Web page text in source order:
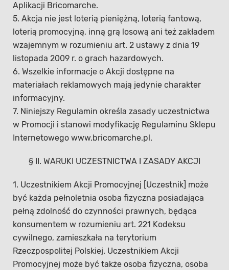
Aplikacji Bricomarche.
5. Akcja nie jest loterią pieniężną, loterią fantową,
loterią promocyjną, inną grą losową ani też zakładem
wzajemnym w rozumieniu art. 2 ustawy z dnia 19
listopada 2009 r. o grach hazardowych.
6. Wszelkie informacje o Akcji dostępne na
materiałach reklamowych mają jedynie charakter
informacyjny.
7. Niniejszy Regulamin określa zasady uczestnictwa
w Promocji i stanowi modyfikację Regulaminu Sklepu
Internetowego www.bricomarche.pl.
§ II. WARUKI UCZESTNICTWA I ZASADY AKCJI
1. Uczestnikiem Akcji Promocyjnej [Uczestnik] może
być każda pełnoletnia osoba fizyczna posiadająca
pełną zdolność do czynności prawnych, będąca
konsumentem w rozumieniu art. 221 Kodeksu
cywilnego, zamieszkała na terytorium
Rzeczpospolitej Polskiej. Uczestnikiem Akcji
Promocyjnej może być także osoba fizyczna, osoba